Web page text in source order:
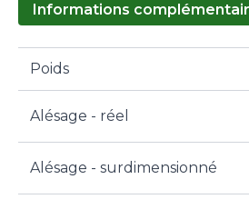
Informations
Poids
Alésage - réel
Alésage - surdimensionné